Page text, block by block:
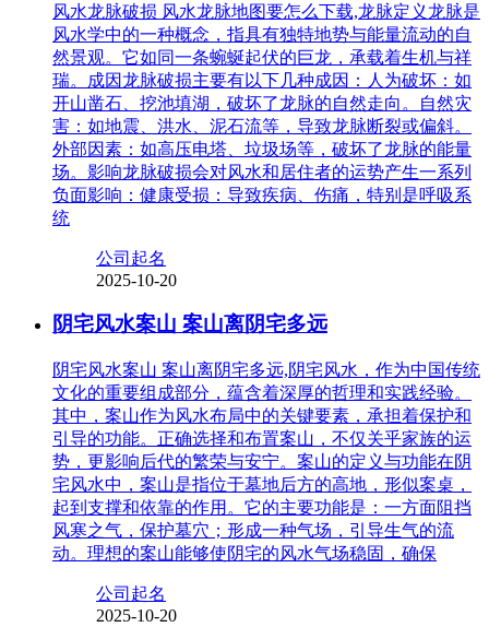
风水龙脉破损 风水龙脉地图要怎么下载,龙脉定义龙脉是
风水学中的一种概念，指具有独特地势与能量流动的自
然景观。它如同一条蜿蜒起伏的巨龙，承载着生机与祥
瑞。成因龙脉破损主要有以下几种成因：人为破坏：如
开山凿石、挖池填湖，破坏了龙脉的自然走向。自然灾
害：如地震、洪水、泥石流等，导致龙脉断裂或偏斜。
外部因素：如高压电塔、垃圾场等，破坏了龙脉的能量
场。影响龙脉破损会对风水和居住者的运势产生一系列
负面影响：健康受损：导致疾病、伤痛，特别是呼吸系
统
公司起名
2025-10-20
阴宅风水案山 案山离阴宅多远
阴宅风水案山 案山离阴宅多远,阴宅风水，作为中国传统
文化的重要组成部分，蕴含着深厚的哲理和实践经验。
其中，案山作为风水布局中的关键要素，承担着保护和
引导的功能。正确选择和布置案山，不仅关乎家族的运
势，更影响后代的繁荣与安宁。案山的定义与功能在阴
宅风水中，案山是指位于墓地后方的高地，形似案桌，
起到支撑和依靠的作用。它的主要功能是：一方面阻挡
风寒之气，保护墓穴；形成一种气场，引导生气的流
动。理想的案山能够使阴宅的风水气场稳固，确保
公司起名
2025-10-20